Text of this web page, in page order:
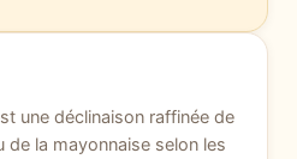
une déclinaison raffinée de
de la mayonnaise selon les